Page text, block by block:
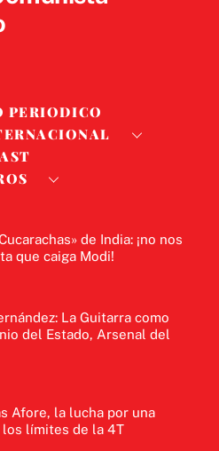
PERIODICO
de India: ¡no nos
que caiga Modi!
La Guitarra como
del Estado, Arsenal del
Afore, la lucha por una
los límites de la 4T